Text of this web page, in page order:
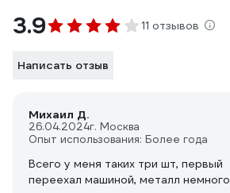
3.9 11 отзывов
Написать отзыв
Михаил Д.
26.04.2024г. Москва
Опыт использования: Более года
Всего у меня таких три шт, первый
переехал машиной, металл немного